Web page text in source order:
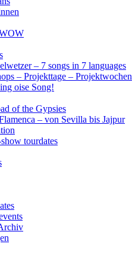
– 7 songs in 7 languages
– Projekttage – Projektwochen
oise Song!
of the Gypsies
– von Sevilla bis Jajpur
tourdates